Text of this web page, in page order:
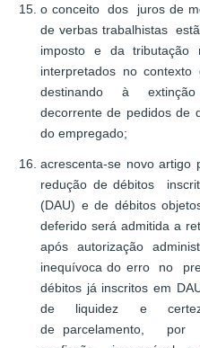
o conceito dos juros de
de verbas trabalhistas
imposto e da
interpretados no
destinando à
decorrente de pedidos de
do empregado;
acrescenta-se novo artigo
redução de débitos
(DAU) e de débitos
deferido será admitida a
após autorização
inequívoca do erro no
débitos já inscritos em
de liquidez e
de parcelamento,